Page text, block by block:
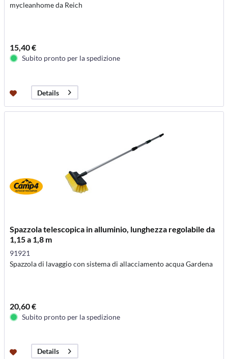
mycleanhome da Reich
15,40 €
Subito pronto per la spedizione
Details
Spazzola telescopica in alluminio, lunghezza regolabile da
1,15 a 1,8 m
91921
Spazzola di lavaggio con sistema di allacciamento acqua Gardena
20,60 €
Subito pronto per la spedizione
Details